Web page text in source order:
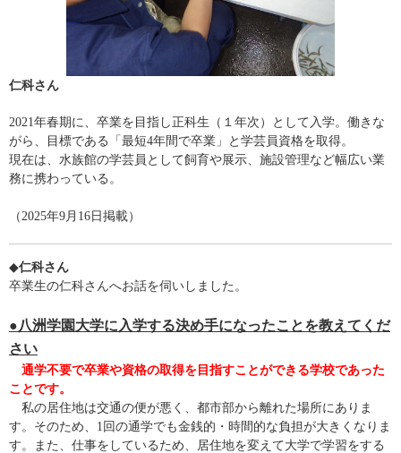
仁科さん
2021年春期に、卒業を目指し正科生（１年次）として入学。働きな
がら、目標である「最短4年間で卒業」と学芸員資格を取得。
現在は、水族館の学芸員として飼育や展示、施設管理など幅広い業
務に携わっている。
（2025年9月16日掲載）
◆仁科さん
卒業生の仁科さんへお話を伺いしました。
●八洲学園大学に入学する決め手になったことを教えてくだ
さい
通学不要で卒業や資格の取得を目指すことができる学校であった
ことです。
私の居住地は交通の便が悪く、都市部から離れた場所にありま
す。そのため、1回の通学でも金銭的・時間的な負担が大きくなりま
す。また、仕事をしているため、居住地を変えて大学で学習をする